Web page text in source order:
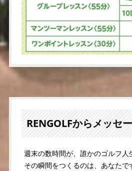
RENGOLFからメッセ
週末の数時間が、誰かのゴルフ人
その瞬間をつくるのは、あなたで